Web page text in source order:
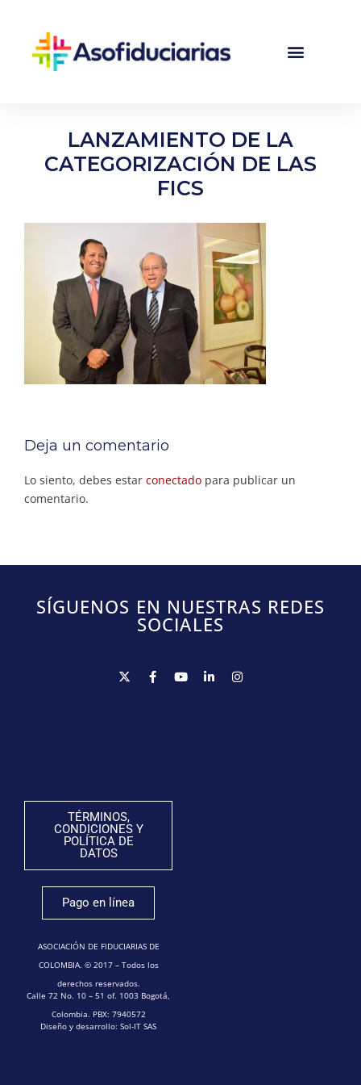
LANZAMIENTO DE LA
CATEGORIZACIÓN DE LAS
FICS
Deja un comentario
Lo siento, debes estar conectado para publicar un
comentario.
SÍGUENOS EN NUESTRAS REDES
SOCIALES
TÉRMINOS,
CONDICIONES Y
POLÍTICA DE
DATOS
Pago en línea
ASOCIACIÓN DE FIDUCIARIAS DE
COLOMBIA. © 2017 – Todos los
derechos reservados.
Calle 72 No. 10 – 51 of. 1003 Bogotá,
Colombia. PBX: 7940572
Diseño y desarrollo: Sol-IT SAS